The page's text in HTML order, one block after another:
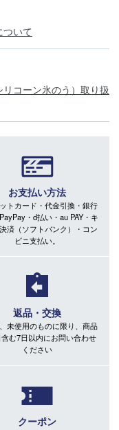
いて
コーン氷のう）取り扱
お支払い方法
トカード・代金引換・銀行
・d払い・au PAY・キ
済（ソフトバンク）・コン
ビニ支払い。
返品・交換
未使用のものに限り、商品
む7日以内にお問い合わせ
ください
クーポン